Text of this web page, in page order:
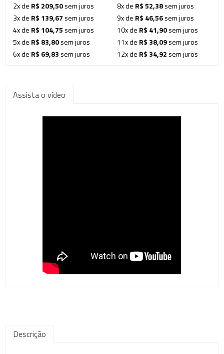
2x de R$ 209,50sem juros
3x de R$ 139,67 sem juros
4x de R$ 104,75 sem juros
5x de R$ 83,80sem juros
6x de R$ 69,83 sem juros
8x de R$ 52,38sem juros
9x de R$ 46,56sem juros
10x de R$ 41,90sem juros
11x de R$ 38,09sem juros
12x de R$ 34,92 sem juros
Assista o vídeo
Descrição